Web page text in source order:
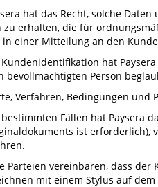
hat das Recht, solche
zu erhalten, die für
einer Mitteilung an den
Kundenidentifikation hat
bevollmächtigten Person
Verfahren, Bedingungen
Fällen hat Paysera
ist erforderlich),
Parteien vereinbaren, dass
mit einem Stylus auf